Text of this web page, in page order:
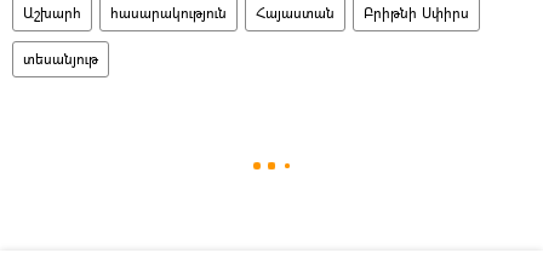
Աշխարհ հասարակություն Հայաստան Բրիթնի Սփիրս
տեսանյութ